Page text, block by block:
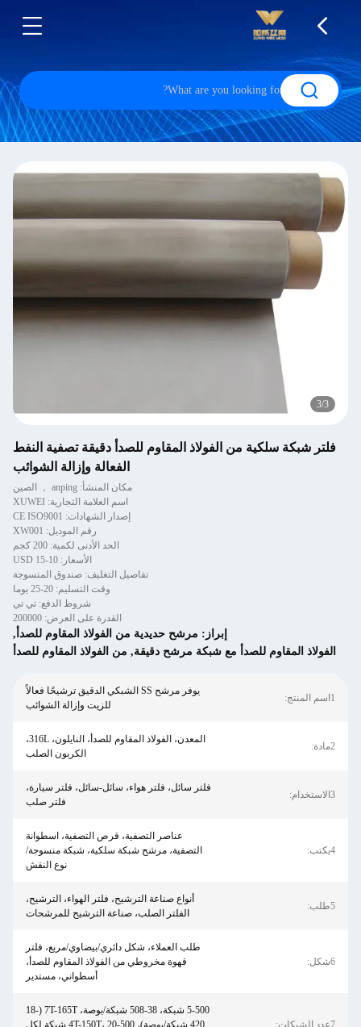
3/3
فلتر شبكة سلكية من الفولاذ المقاوم للصدأ دقيقة تصفية النفط
الفعالة وإزالة الشوائب
مكان المنشأ: anping ， الصين
اسم العلامة التجارية: XUWEI
إصدار الشهادات: CE ISO9001
رقم الموديل: XW001
الحد الأدنى لكمية: 200 كجم
الأسعار: 10-15 USD
تفاصيل التغليف: صندوق المنسوجة
وقت التسليم: 20-25 يوما
شروط الدفع: تي تي
القدرة على العرض: 200000
إبراز: مرشح حديدية من الفولاذ المقاوم للصدأ ,
الفولاذ المقاوم للصدأ مع شبكة مرشح دقيقة, من الفولاذ المقاوم للصدأ
1اسم المنتج:
يوفر مرشح SS الشبكي الدقيق ترشيحًا فعالاً
للزيت وإزالة الشوائب
2مادة:
المعدن، الفولاذ المقاوم للصدأ، النايلون، 316L،
الكربون الصلب
3الاستخدام:
فلتر سائل، فلتر هواء، سائل-سائل، فلتر سيارة،
فلتر صلب
4يكتب:
عناصر التصفية، قرص التصفية، اسطوانة
التصفية، مرشح شبكة سلكية، شبكة منسوجة/
نوع النقش
5طلب:
أنواع صناعة الترشيح، فلتر الهواء، الترشيح،
الفلتر الصلب، صناعة الترشيح للمرشحات
6شكل:
طلب العملاء، شكل دائري/بيضاوي/مربع، فلتر
قهوة مخروطي من الفولاذ المقاوم للصدأ،
أسطواني، مستدير
7عدد الشبكات:
5-500 شبكة، 38-508 شبكة/بوصة، 7T-165T (18-
420 شبكة/بوصة)، 4T-150T، 20-500 شبكة لكل